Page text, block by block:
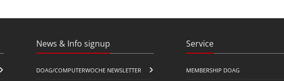
News & Info signup
DOAG/COMPUTERWOCHE NEWSLETTER
Service
MEMBERSHIP DOAG